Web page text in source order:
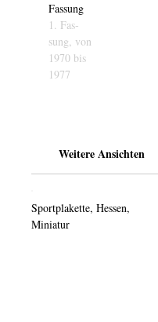
Fassung
1. Fas­­
sung, von
1970 bis
1977
Weitere Ansichten
Sportplakette, Hessen,
Miniatur